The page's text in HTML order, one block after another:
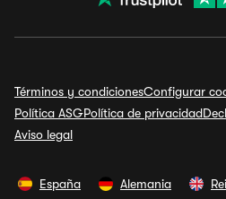
Términos y condicionesConfigurar
Política ASGPolítica de privacidad
Aviso legal
España Alemania